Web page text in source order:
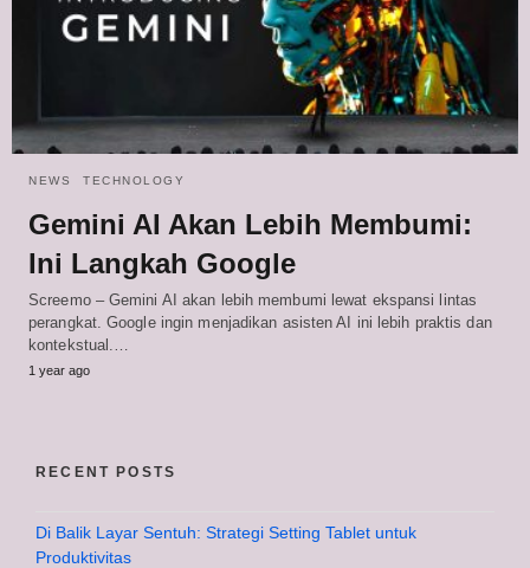
NEWS TECHNOLOGY
Gemini AI Akan Lebih Membumi:
Ini Langkah Google
Screemo – Gemini AI akan lebih membumi lewat ekspansi lintas
perangkat. Google ingin menjadikan asisten AI ini lebih praktis dan
kontekstual.…
1 year ago
RECENT POSTS
Di Balik Layar Sentuh: Strategi Setting Tablet untuk
Produktivitas